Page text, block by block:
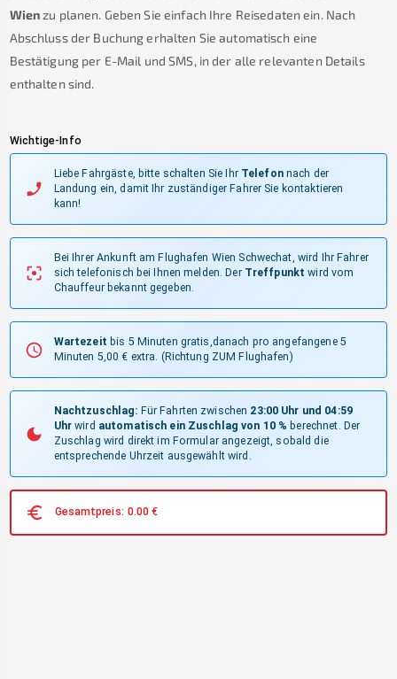
Wienzu planen. Geben Sie einfach Ihre Reisedaten ein. Nach
Abschluss der Buchung erhalten Sie automatisch eine
Bestätigung per E-Mail und SMS, in der alle relevanten Details
enthalten sind.
Wichtige-Info
Liebe Fahrgäste, bitte schalten Sie Ihr Telefonnach der
Landung ein, damit Ihr zuständiger Fahrer Sie kontaktieren
kann!
Bei Ihrer Ankunft am Flughafen Wien Schwechat, wird Ihr Fahrer
sich telefonisch bei Ihnen melden. Der Treffpunkt wird vom
Chauffeur bekannt gegeben.
Wartezeit bis 5 Minuten gratis,danach pro angefangene 5
Minuten 5,00 € extra. (Richtung ZUM Flughafen)
Nachtzuschlag: Für Fahrten zwischen 23:00 Uhr und 04:59
Uhr wird automatisch ein Zuschlag von 10 % berechnet. Der
Zuschlag wird direkt im Formular angezeigt, sobald die
entsprechende Uhrzeit ausgewählt wird.
Gesamtpreis: 0.00 €